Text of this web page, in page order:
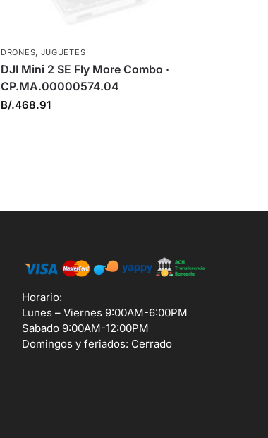
DRONES, JUGUETES
DJI Mini 2 SE Fly More Combo ·
CP.MA.00000574.04
B/.468.91
Horario:
Lunes – Viernes 9:00AM-6:00PM
Sabado 9:00AM-12:00PM
Domingos y feriados: Cerrado